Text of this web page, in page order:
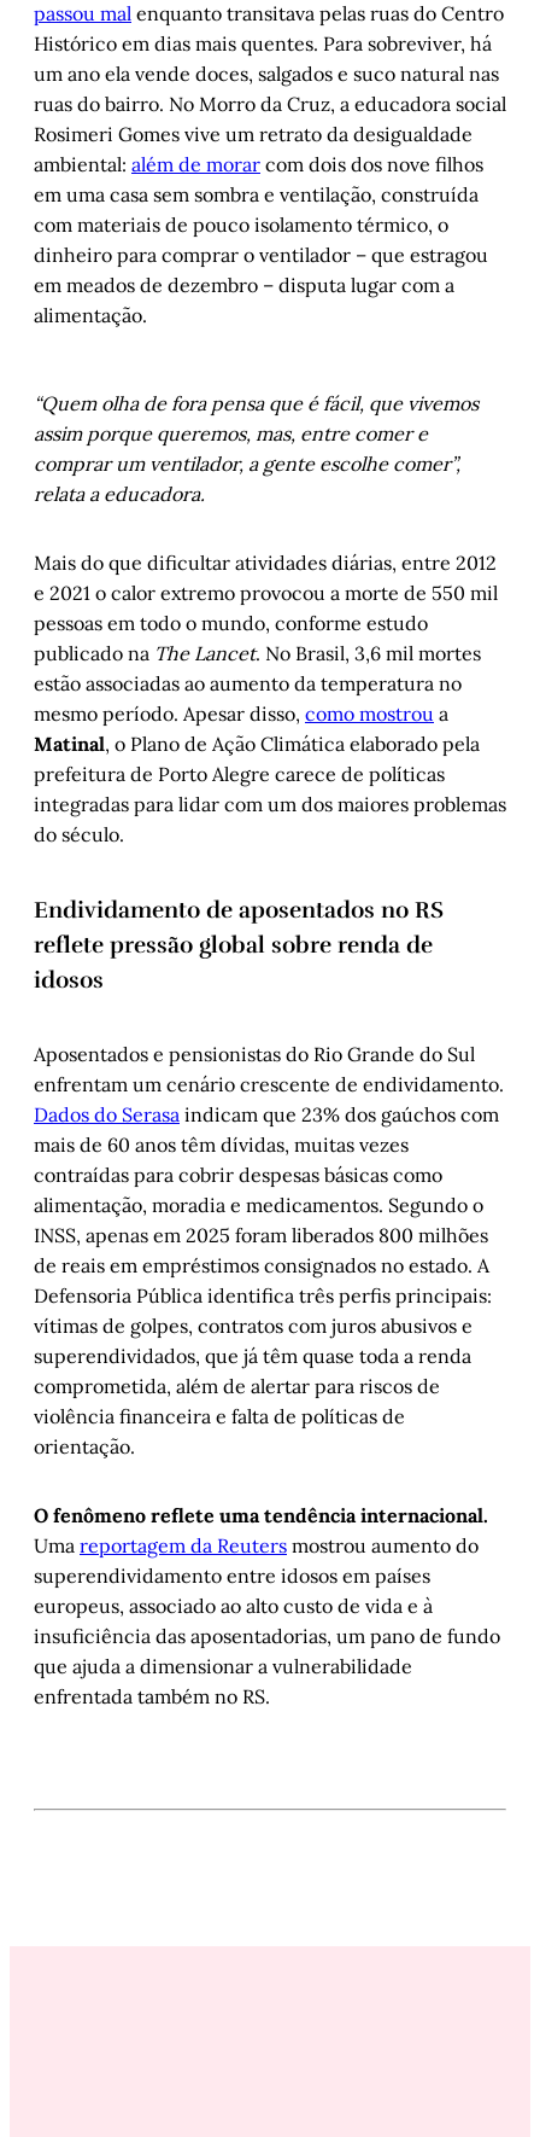
passou mal enquanto transitava pelas ruas do Centro
Histórico em dias mais quentes. Para sobreviver, há
um ano ela vende doces, salgados e suco natural nas
ruas do bairro. No Morro da Cruz, a educadora social
Rosimeri Gomes vive um retrato da desigualdade
ambiental: além de morar com dois dos nove filhos
em uma casa sem sombra e ventilação, construída
com materiais de pouco isolamento térmico, o
dinheiro para comprar o ventilador – que estragou
em meados de dezembro – disputa lugar com a
alimentação.
“Quem olha de fora pensa que é fácil, que vivemos
assim porque queremos, mas, entre comer e
comprar um ventilador, a gente escolhe comer”,
relata a educadora.
Mais do que dificultar atividades diárias, entre 2012
e 2021 o calor extremo provocou a morte de 550 mil
pessoas em todo o mundo, conforme estudo
publicado na The Lancet. No Brasil, 3,6 mil mortes
estão associadas ao aumento da temperatura no
mesmo período. Apesar disso, como mostrou a
Matinal, o Plano de Ação Climática elaborado pela
prefeitura de Porto Alegre carece de políticas
integradas para lidar com um dos maiores problemas
do século.
Endividamento de aposentados no RS
reflete pressão global sobre renda de
idosos
Aposentados e pensionistas do Rio Grande do Sul
enfrentam um cenário crescente de endividamento.
Dados do Serasa indicam que 23% dos gaúchos com
mais de 60 anos têm dívidas, muitas vezes
contraídas para cobrir despesas básicas como
alimentação, moradia e medicamentos. Segundo o
INSS, apenas em 2025 foram liberados 800 milhões
de reais em empréstimos consignados no estado. A
Defensoria Pública identifica três perfis principais:
vítimas de golpes, contratos com juros abusivos e
superendividados, que já têm quase toda a renda
comprometida, além de alertar para riscos de
violência financeira e falta de políticas de
orientação.
O fenômeno reflete uma tendência internacional.
Uma reportagem da Reuters mostrou aumento do
superendividamento entre idosos em países
europeus, associado ao alto custo de vida e à
insuficiência das aposentadorias, um pano de fundo
que ajuda a dimensionar a vulnerabilidade
enfrentada também no RS.